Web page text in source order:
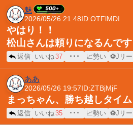
魅
2026/05/26 21:48 ID:OTFlMDI
やはり！！
松山さんは頼りになるんです
返信 いいね37 ･･･ 📈勢い ⚽Jリ
ああ
2026/05/26 19:57 ID:ZTBjMjF
まっちゃん、勝ち越しタイ
返信 いいね35 ･･･ 📈勢い ⚽Jリ